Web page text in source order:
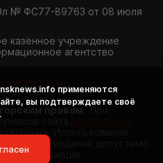
№ ФС77-89763 от 08 июля
казённое учреждение
агентство
правом. При
сайта
Использование
издания допустимо
редакции.
nsknews.info применяются
вы подтверждаете своё